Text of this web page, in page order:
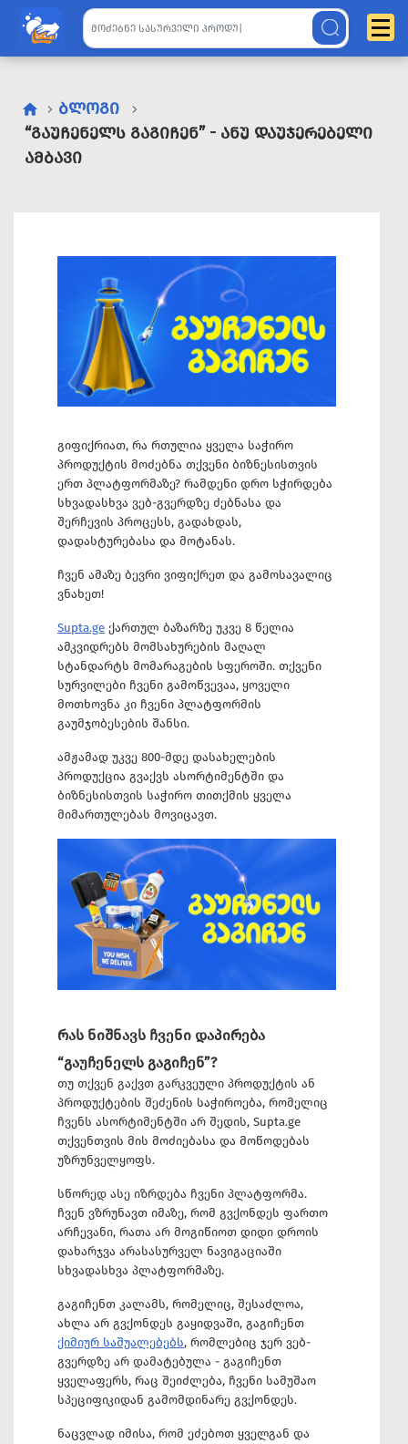
ᲑᲚᲝᲒᲘ
“ᲒᲐᲣᲩᲔᲜᲔᲚᲡ ᲒᲐᲒᲘᲩᲔᲜ” - ᲐᲜᲣ ᲓᲐᲣᲯᲔᲠᲔᲑᲔᲚᲘ
ᲐᲛᲑᲐᲕᲘ
გიფიქრიათ, რა რთულია ყველა საჭირო
პროდუქტის მოძებნა თქვენი ბიზნესისთვის
ერთ პლატფორმაზე? რამდენი დრო სჭირდება
სხვადასხვა ვებ-გვერდზე ძებნასა და
შერჩევის პროცესს, გადახდას,
დადასტურებასა და მოტანას.
ჩვენ ამაზე ბევრი ვიფიქრეთ და გამოსავალიც
ვნახეთ!
Supta.ge ქართულ ბაზარზე უკვე 8 წელია
ამკვიდრებს მომსახურების მაღალ
სტანდარტს მომარაგების სფეროში. თქვენი
სურვილები ჩვენი გამოწვევაა, ყოველი
მოთხოვნა კი ჩვენი პლატფორმის
გაუმჯობესების შანსი.
ამჟამად უკვე 800-მდე დასახელების
პროდუქცია გვაქვს ასორტიმენტში და
ბიზნესისთვის საჭირო თითქმის ყველა
მიმართულებას მოვიცავთ.
რას ნიშნავს ჩვენი დაპირება
“გაუჩენელს გაგიჩენ”?
თუ თქვენ გაქვთ გარკვეული პროდუქტის ან
პროდუქტების შეძენის საჭიროება, რომელიც
ჩვენს ასორტიმენტში არ შედის, Supta.ge
თქვენთვის მის მოძიებასა და მოწოდებას
უზრუნველყოფს.
სწორედ ასე იზრდება ჩვენი პლატფორმა.
ჩვენ ვზრუნავთ იმაზე, რომ გვქონდეს ფართო
არჩევანი, რათა არ მოგიწიოთ დიდი დროის
დახარჯვა არასასურველ ნავიგაციაში
სხვადასხვა პლატფორმაზე.
გაგიჩენთ კალამს, რომელიც, შესაძლოა,
ახლა არ გვქონდეს გაყიდვაში, გაგიჩენთ
ქიმიურ საშუალებებს, რომლებიც ჯერ ვებ-
გვერდზე არ დამატებულა - გაგიჩენთ
ყველაფერს, რაც შეიძლება, ჩვენი სამუშაო
სპეციფიკიდან გამომდინარე გვქონდეს.
ნაცვლად იმისა, რომ ეძებოთ ყველგან და